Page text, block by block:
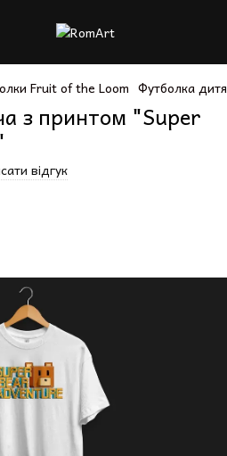
Fruit of the Loom Футболка
з принтом "Super
відгук